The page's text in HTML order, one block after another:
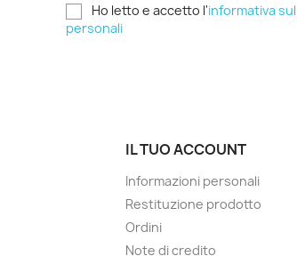
Ho letto e accetto l'informativa
personali
IL TUO ACCOUNT
Informazioni personali
Restituzione prodotto
Ordini
Note di credito